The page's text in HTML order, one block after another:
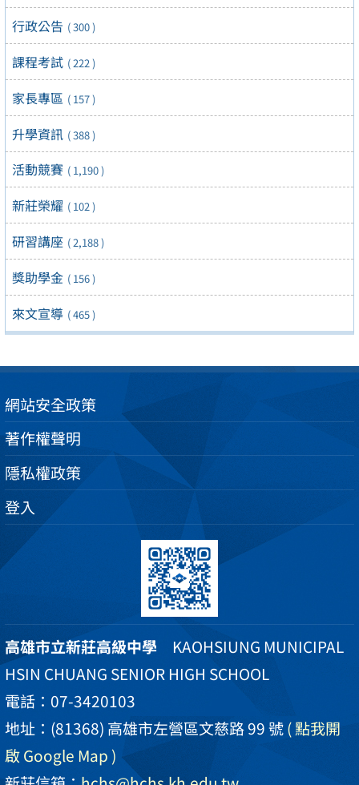
行政公告 ( 300 )
課程考試 ( 222 )
家長專區 ( 157 )
升學資訊 ( 388 )
活動競賽 ( 1,190 )
新莊榮耀 ( 102 )
研習講座 ( 2,188 )
獎助學金 ( 156 )
來文宣導 ( 465 )
網站安全政策
著作權聲明
隱私權政策
登入
高雄市立新莊高級中學 KAOHSIUNG MUNICIPAL
HSIN CHUANG SENIOR HIGH SCHOOL
電話：07-3420103
地址：(81368) 高雄市左營區文慈路 99 號( 點我開
啟 Google Map )